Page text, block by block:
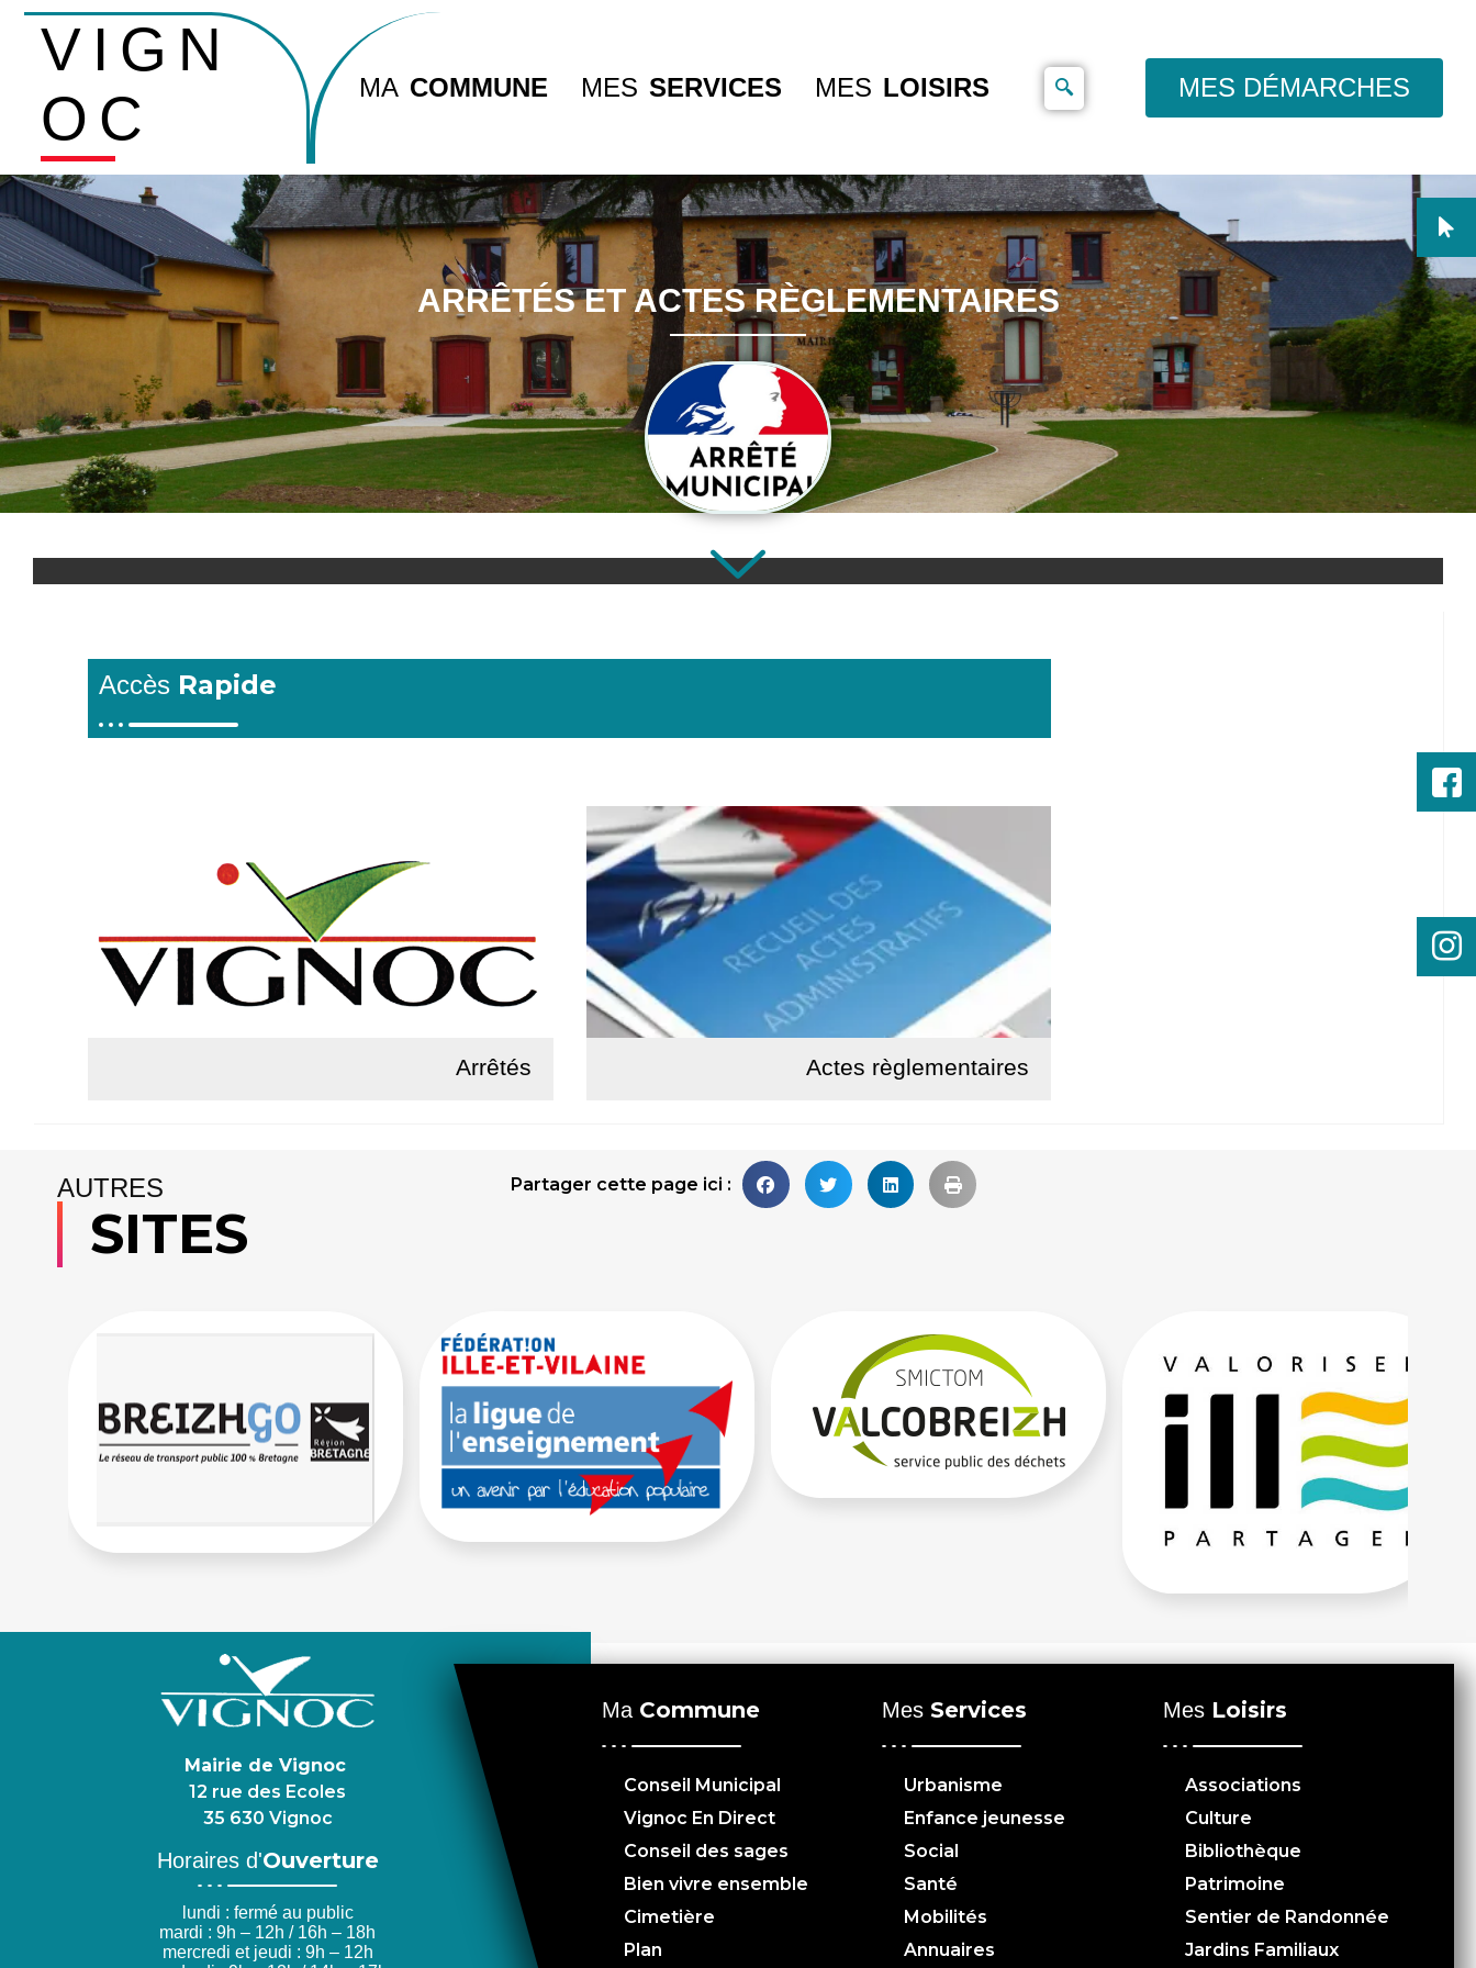
VIGN
OC
MA COMMUNE MES SERVICES MES LOISIRS MES DÉMARCHES
ARRÊTÉS ET ACTES RÈGLEMENTAIRES
Accès Rapide
Arrêtés Actes règlementaires
Partager cette page ici :
AUTRES
SITES
Mairie de Vignoc
12 rue des Ecoles
35 630 Vignoc
Horaires d'Ouverture
lundi : fermé au public
mardi : 9h – 12h / 16h – 18h
mercredi et jeudi : 9h – 12h
Ma Commune
Conseil Municipal
Vignoc En Direct
Conseil des sages
Bien vivre ensemble
Cimetière
Plan
MesServices
Urbanisme
Enfance jeunesse
Social
Santé
Mobilités
Annuaires
Mes Loisirs
Associations
Culture
Bibliothèque
Patrimoine
Sentier de Randonnée
Jardins Familiaux